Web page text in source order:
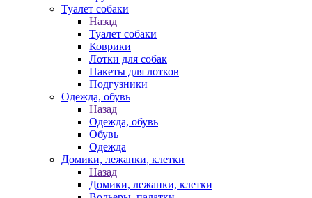
Туалет собаки
Назад
Туалет собаки
Коврики
Лотки для собак
Пакеты для лотков
Подгузники
Одежда, обувь
Назад
Одежда, обувь
Обувь
Одежда
Домики, лежанки, клетки
Назад
Домики, лежанки, клетки